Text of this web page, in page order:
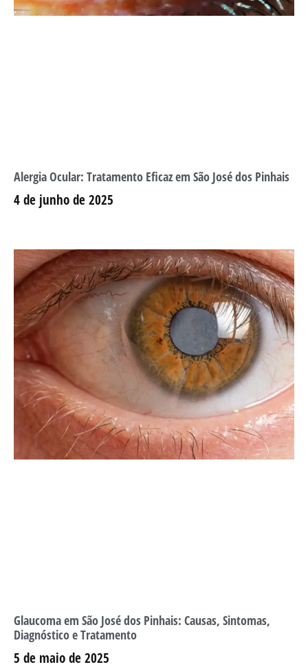
Alergia Ocular: Tratamento Eficaz em São José dos Pinhais
4 de junho de 2025
Glaucoma em São José dos Pinhais: Causas, Sintomas,
Diagnóstico e Tratamento
5 de maio de 2025